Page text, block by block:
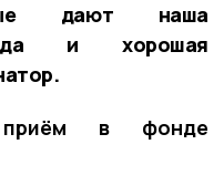
дают наша
и хорошая
приём в фонде